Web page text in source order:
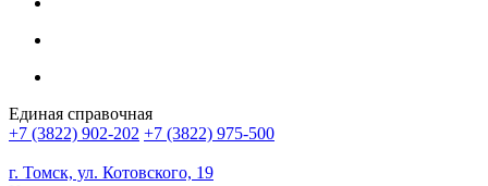
Единая справочная
+7 (3822) 902-202 +7 (3822) 975-500
г. Томск, ул. Котовского, 19